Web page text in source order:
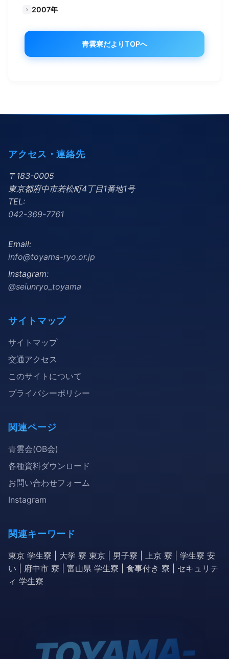
2007年
青雲寮だよりTOPへ
アクセス・連絡先
〒183-0005
東京都府中市若松町4丁目1番地1号
TEL:
042-369-7761
Email:
info@toyama-ryo.or.jp
Instagram:
@seiunryo_toyama
サイトマップ
サイトマップ
交通アクセス
このサイトについて
プライバシーポリシー
関連ページ
青雲会(OB会)
各種資料ダウンロード
お問い合わせフォーム
Instagram
関連キーワード
東京 学生寮 | 大学 寮 東京 | 男子寮 | 上京 寮 | 学生寮 安
い | 府中市 寮 | 富山県 学生寮 | 食事付き 寮 | セキュリテ
ィ 学生寮